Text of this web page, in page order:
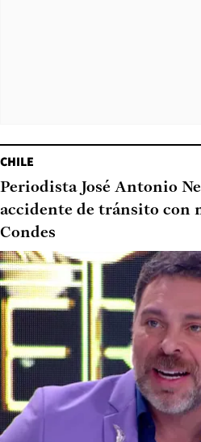
CHILE
Periodista José Antonio
accidente de tránsito con
Condes